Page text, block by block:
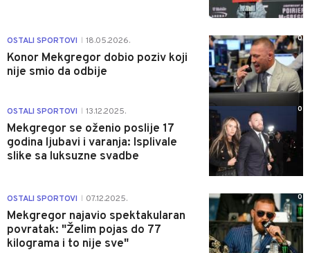
OSTALI SPORTOVI 18.05.2026.
Konor Mekgregor dobio poziv koji
nije smio da odbije
0
OSTALI SPORTOVI 13.12.2025.
Mekgregor se oženio poslije 17
godina ljubavi i varanja: Isplivale
slike sa luksuzne svadbe
0
OSTALI SPORTOVI 07.12.2025.
Mekgregor najavio spektakularan
povratak: "Želim pojas do 77
kilograma i to nije sve"
0